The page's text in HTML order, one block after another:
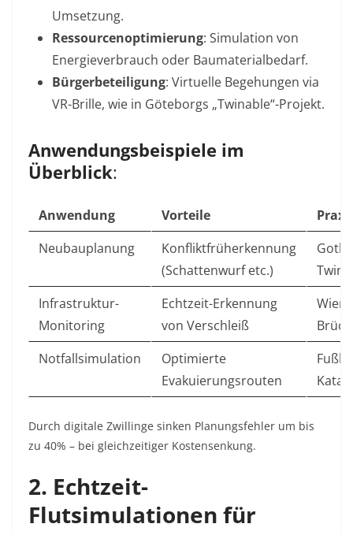
Umsetzung.
Ressourcenoptimierung: Simulation von
Energieverbrauch oder Baumaterialbedarf.
Bürgerbeteiligung: Virtuelle Begehungen via
VR-Brille, wie in Göteborgs „Twinable“-Projekt.
Anwendungsbeispiele im
Überblick:
Anwendung Vorteile
Neubauplanung
Konfliktfrüherkennung
(Schattenwurf etc.)
Twin
Infrastruktur-
Monitoring
Echtzeit-Erkennung
von Verschleiß
Notfallsimulation
Optimierte
Evakuierungsrouten
Durch digitale Zwillinge sinken Planungsfehler um bis
zu 40% – bei gleichzeitiger Kostensenkung.
2. Echtzeit-
Flutsimulationen für